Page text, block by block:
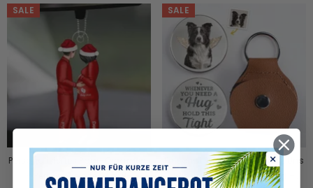
SALE
Personalisiertes Paar-Ornament
- Personalisiertes Acryl-
SALE
Personalisiertes Foto Bis Wir Uns
Wiedersehen, Mein Freund –